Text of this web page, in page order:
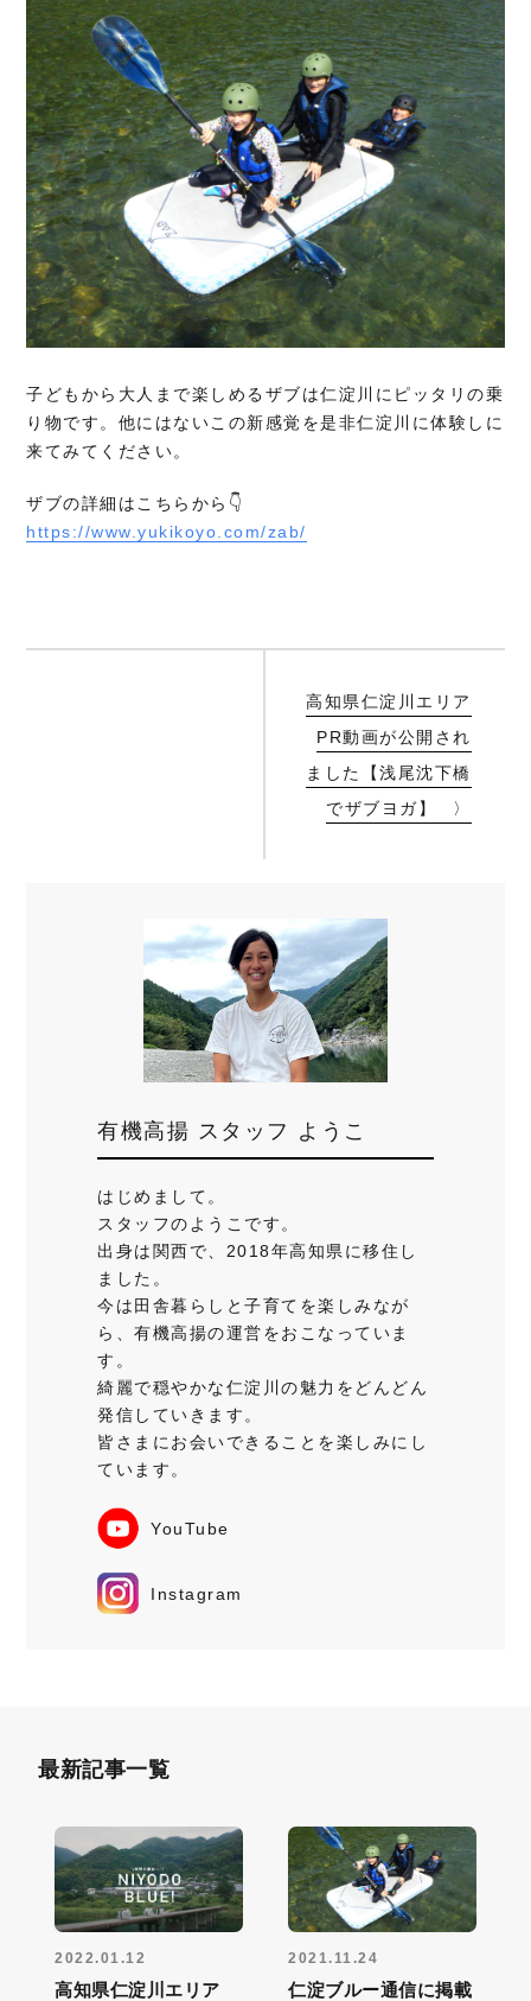
子どもから大人まで楽しめるザブは仁淀川にピッタリの乗
り物です。他にはないこの新感覚を是非仁淀川に体験しに
来てみてください。
ザブの詳細はこちらから👇
https://www.yukikoyo.com/zab/
高知県仁淀川エリア
PR動画が公開され
ました【浅尾沈下橋
でザブヨガ】
有機高揚 スタッフ ようこ
はじめまして。
スタッフのようこです。
出身は関西で、2018年高知県に移住し
ました。
今は田舎暮らしと子育てを楽しみなが
ら、有機高揚の運営をおこなっていま
す。
綺麗で穏やかな仁淀川の魅力をどんどん
発信していきます。
皆さまにお会いできることを楽しみにし
ています。
YouTube
Instagram
最新記事一覧
2022.01.12
高知県仁淀川エリア
2021.11.24
仁淀ブルー通信に掲載